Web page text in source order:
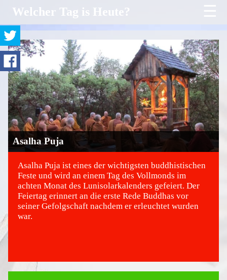
Welcher Tag is Heute? ☰
Asalha Puja
©
Asalha Puja ist eines der wichtigsten buddhistischen
Feste und wird an einem Tag des Vollmonds im
achten Monat des Lunisolarkalenders gefeiert. Der
Feiertag erinnert an die erste Rede Buddhas vor
seiner Gefolgschaft nachdem er erleuchtet wurden
war.